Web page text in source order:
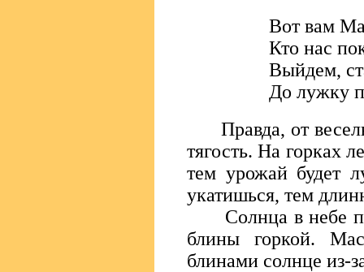
Вот вам
Кто нас
Выйдем,
До лужку
Правда, от
тягость. На горках
тем урожай будет
укатишься, тем
Солнца в небе
блины горкой.
блинами солнце из-